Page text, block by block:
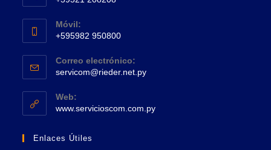
una
nueva
abre
en
tu
aplicación
Móvil:
+595982 950800
abre
en
tu
aplicación
Correo electrónico:
servicom@rieder.net.pySe
aplicación
Web:
www.servicioscom.com.pySe
Enlaces Útiles